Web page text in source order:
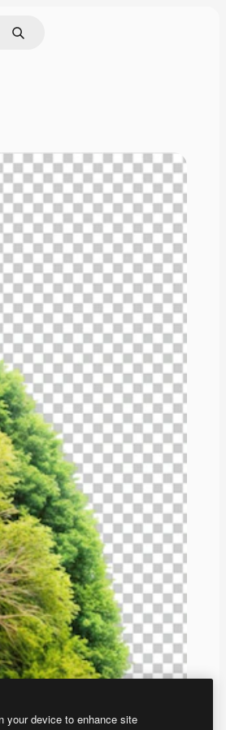
で検索
検索
す。
your device to enhance site